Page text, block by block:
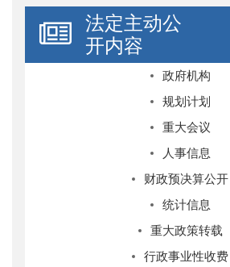
法定主动公
开内容
政府机构
规划计划
重大会议
人事信息
财政预决算公开
统计信息
重大政策转载
行政事业性收费